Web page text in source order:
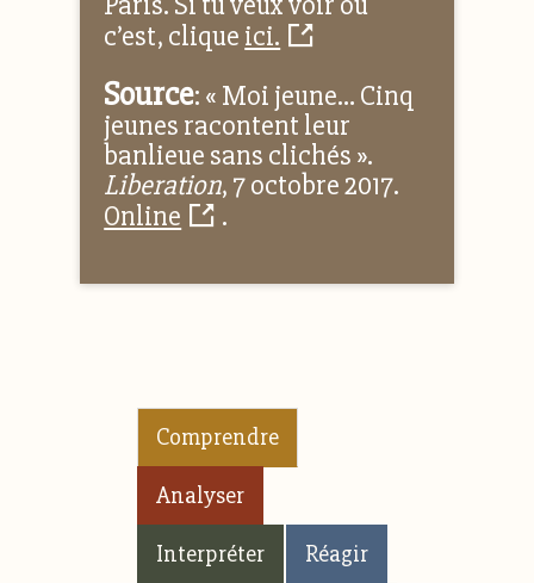
c’est, clique ici.
Source: « Moi jeune… Cinq
jeunes racontent leur
banlieue sans clichés ».
Liberation, 7 octobre 2017.
Online
.
Comprendre
Analyser
Interpréter
Réagir